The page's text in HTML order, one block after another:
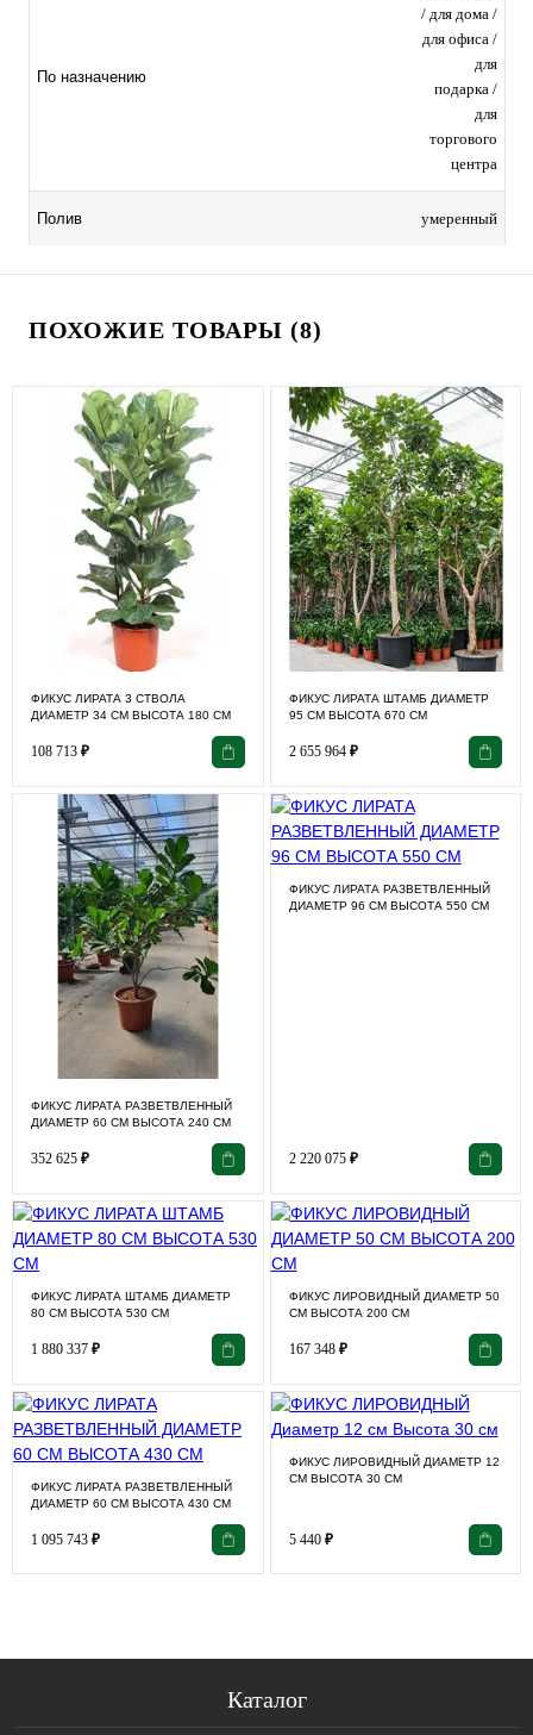
По назначению
/ для дома /
для офиса /
для
подарка /
для
торгового
центра
Полив умеренный
ПОХОЖИЕ ТОВАРЫ (8)
ФИКУС ЛИРАТА 3 СТВОЛА
ДИАМЕТР 34 СМ ВЫСОТА 180 СМ
108 713 ₽
ФИКУС ЛИРАТА ШТАМБ ДИАМЕТР
95 СМ ВЫСОТА 670 СМ
2 655 964 ₽
ФИКУС ЛИРАТА РАЗВЕТВЛЕННЫЙ
ДИАМЕТР 60 СМ ВЫСОТА 240 СМ
352 625 ₽
ФИКУС ЛИРАТА РАЗВЕТВЛЕННЫЙ
ДИАМЕТР 96 СМ ВЫСОТА 550 СМ
2 220 075 ₽
ФИКУС ЛИРАТА ШТАМБ ДИАМЕТР
80 СМ ВЫСОТА 530 СМ
1 880 337 ₽
ФИКУС ЛИРОВИДНЫЙ ДИАМЕТР 50
СМ ВЫСОТА 200 СМ
167 348 ₽
ФИКУС ЛИРАТА РАЗВЕТВЛЕННЫЙ
ДИАМЕТР 60 СМ ВЫСОТА 430 СМ
1 095 743 ₽
ФИКУС ЛИРОВИДНЫЙ ДИАМЕТР 12
СМ ВЫСОТА 30 СМ
5 440 ₽
Каталог